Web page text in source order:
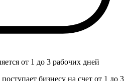
от 1 до 3 рабочих дней
бизнесу на счет от 1 до 3